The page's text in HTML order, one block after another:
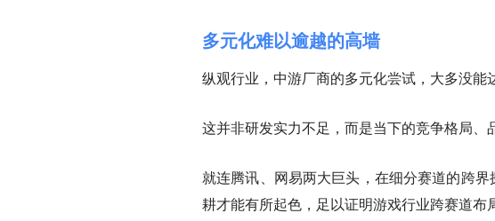
多元化难以逾越的高墙
纵观行业，中游厂商的多元化尝试，大多没能
这并非研发实力不足，而是当下的竞争格局、
就连腾讯、网易两大巨头，在细分赛道的跨
耕才能有所起色，足以证明游戏行业跨赛道布